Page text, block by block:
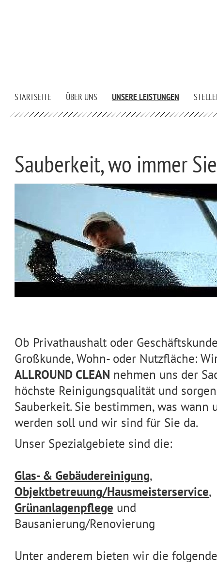
STARTSEITE ÜBER UNS UNSERE LEISTUNGEN
Sauberkeit, wo immer
Ob Privathaushalt oder
Großkunde, Wohn- oder Nutzfläche:
ALLROUND CLEAN nehmen uns der
höchste Reinigungsqualität und
Sauberkeit. Sie bestimmen, was wann
werden soll und wir sind für Sie da.
Unser Spezialgebiete sind die:
Glas- & Gebäudereinigung,
Objektbetreuung/Hausmeisterservice,
Grünanlagenpflege und
Bausanierung/Renovierung
Unter anderem bieten wir die